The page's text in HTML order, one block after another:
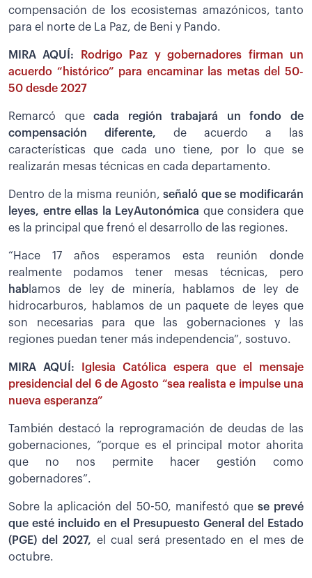
compensación de los ecosistemas amazónicos, tanto
para el norte de La Paz, de Beni y Pando.
MIRA AQUÍ:
Rodrigo Paz y gobernadores firman un
acuerdo “histórico” para encaminar las metas del 50-
50 desde 2027
Remarcó quecada región trabajará un fondo de
compensación diferente, de acuerdo a las
características que cada uno tiene, por lo que se
realizarán mesas técnicas en cada departamento.
Dentro de la misma reunión, señaló que se modificarán
leyes, entre ellas la LeyAutonómica que considera que
es la principal que frenó el desarrollo de las regiones.
“Hace 17 años esperamos esta reunión donde
realmente podamos tener mesas técnicas, pero
ha b lamos de ley de minería, hablamos de ley de
hidrocarburos, hablamos de un paquete de leyes que
son necesarias para que las gobernaciones y las
regiones puedan tener más independencia”, sostuvo.
MIRA AQUÍ:
Iglesia Católica espera que el mensaje
presidencial del 6 de Agosto “sea realista e impulse una
nueva esperanza”
También destacó la reprogramación de deudas de las
gobernaciones, “porque es el principal motor ahorita
que no nos permite hacer gestión como
gobernadores”.
Sobre la aplicación del 50-50, manifestó que se prevé
que esté incluido en el Presupuesto General del Estado
(PGE) del 2027, el cual será presentado en el mes de
octubre.